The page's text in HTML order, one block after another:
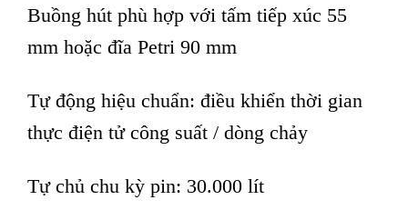
Buồng hút phù hợp với tấm tiếp xúc 55
mm hoặc đĩa Petri 90 mm
Tự động hiệu chuẩn: điều khiển thời gian
thực điện tử công suất / dòng chảy
Tự chủ chu kỳ pin: 30.000 lít